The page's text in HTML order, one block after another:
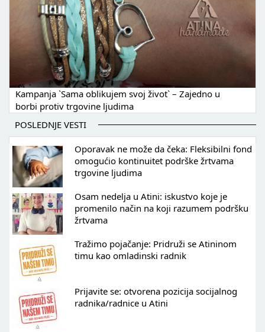
Kampanja `Sama oblikujem svoj život` – Zajedno u
borbi protiv trgovine ljudima
POSLEDNJE VESTI
Oporavak ne može da čeka: Fleksibilni fond
omogućio kontinuitet podrške žrtvama
trgovine ljudima
Osam nedelja u Atini: iskustvo koje je
promenilo način na koji razumem podršku
žrtvama
Tražimo pojačanje: Pridruži se Atininom
timu kao omladinski radnik
Prijavite se: otvorena pozicija socijalnog
radnika/radnice u Atini